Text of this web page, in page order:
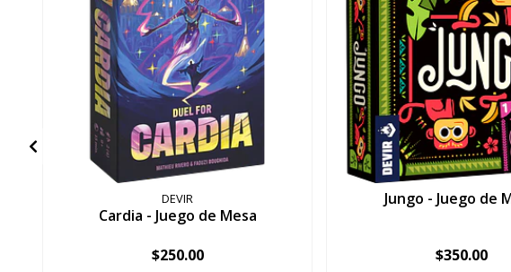
DEVIR
Cardia - Juego de Mesa
$250.00
Jungo - Juego de
$350.00